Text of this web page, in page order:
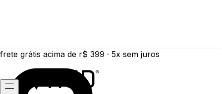
frete grátis acima de r$ 399 · 5x sem juros